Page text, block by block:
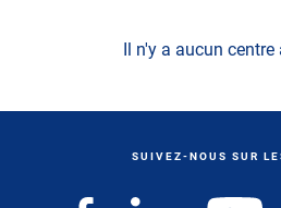
Il n'y a aucun
SUIVEZ-NOUS SUR